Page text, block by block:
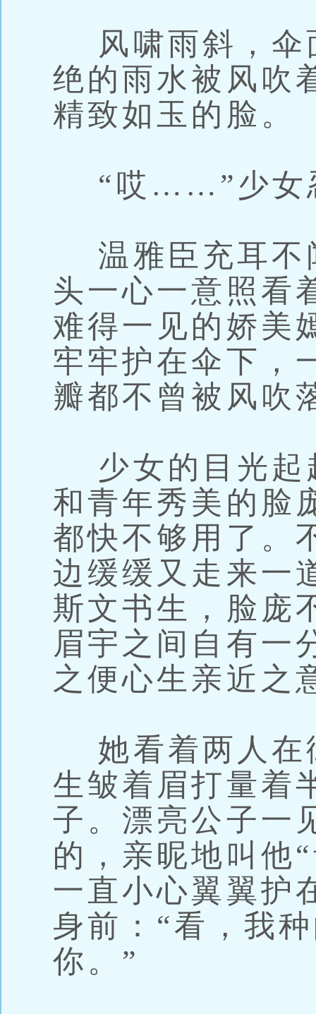
风啸雨斜，伞
绝的雨水被风吹
精致如玉的脸。
“哎……”少女
温雅臣充耳不
头一心一意照看
难得一见的娇美
牢牢护在伞下，
瓣都不曾被风吹
少女的目光起
和青年秀美的脸
都快不够用了。
边缓缓又走来一
斯文书生，脸庞
眉宇之间自有一
之便心生亲近之
她看着两人在
生皱着眉打量着
子。漂亮公子一
的，亲昵地叫他
一直小心翼翼护
身前：“看，我
你。”